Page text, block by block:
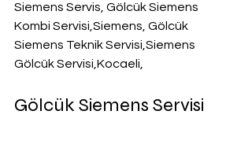
Siemens Servis, Gölcük Siemens
Kombi Servisi,Siemens, Gölcük
Siemens Teknik Servisi,Siemens
Gölcük Servisi,Kocaeli,
Gölcük Siemens Servisi